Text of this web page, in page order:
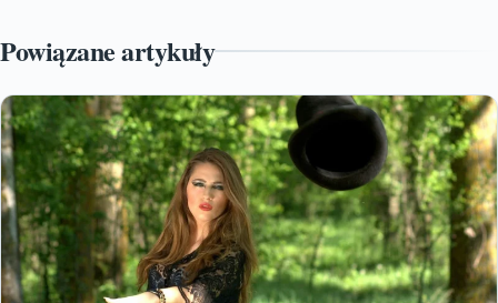
Powiązane artykuły